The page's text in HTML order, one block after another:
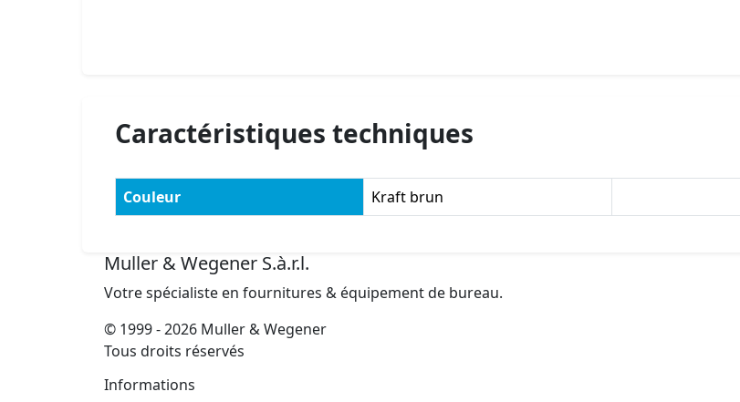
Caractéristiques techniques
Couleur Kraft brun
Muller & Wegener S.à.r.l.
Votre spécialiste en fournitures & équipement de bureau.
© 1999 - 2026 Muller & Wegener
Tous droits réservés
Informations